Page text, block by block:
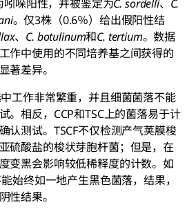
哚阳性，并被鉴定为C. sordelli、 C.
。仅3株（0.6％）给出假阳性结
、 C. botulinum和C. tertium。数据
作中使用的不同培养基之间获得的
著差异。
工作非常繁重，并且细菌菌落不能
。相反，CCP和TSC上的菌落易于计
认测试。TSCF不仅检测产气荚膜梭
硫酸盐的梭状芽胞杆菌；但是，在
变黑会影响较低稀释度的计数。如
始终如一地产生黑色菌落，结果，
性结果。